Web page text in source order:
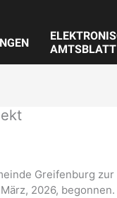
AMTSBLATT
Greifenburg
2026,